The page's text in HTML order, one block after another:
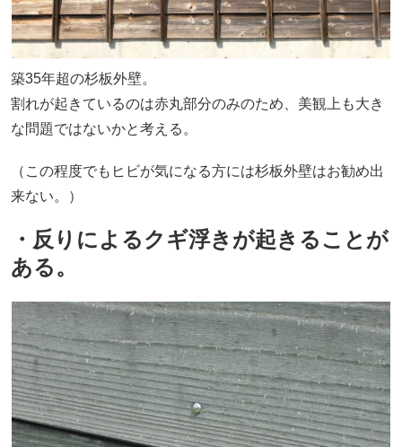
築35年超の杉板外壁。
割れが起きているのは赤丸部分のみのため、美観上も大き
な問題ではないかと考える。
（この程度でもヒビが気になる方には杉板外壁はお勧め出
来ない。）
・反りによるクギ浮きが起きることが
ある。